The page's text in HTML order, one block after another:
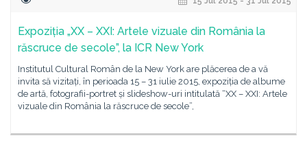
Expoziția „XX – XXI: Artele vizuale din România la
răscruce de secole”, la ICR New York
Institutul Cultural Român de la New York are plăcerea de a vă
invita să vizitați, în perioada 15 – 31 iulie 2015, expoziția de albume
de artă, fotografii-portret și slideshow-uri intitulată “XX – XXI: Artele
vizuale din România la răscruce de secole”,